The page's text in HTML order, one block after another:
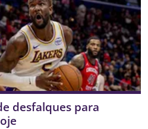
desfalques para